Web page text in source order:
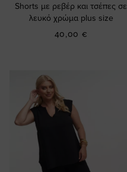
Shorts με ρεβέρ και τσέπες σε
λευκό χρώμα plus size
40,00 €